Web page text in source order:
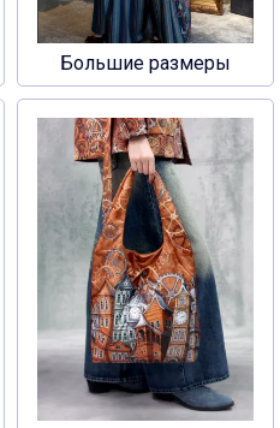
Большие размеры